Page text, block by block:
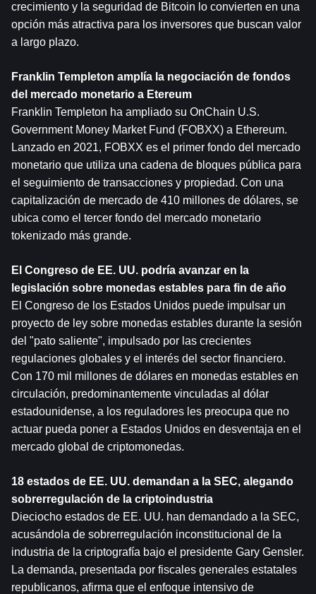
crecimiento y la seguridad de Bitcoin lo convierten en una
opción más atractiva para los inversores que buscan valor
a largo plazo.
Franklin Templeton amplía la negociación de fondos
del mercado monetario a Etereum
Franklin Templeton ha ampliado su OnChain U.S.
Government Money Market Fund (FOBXX) a Ethereum.
Lanzado en 2021, FOBXX es el primer fondo del mercado
monetario que utiliza una cadena de bloques pública para
el seguimiento de transacciones y propiedad. Con una
capitalización de mercado de 410 millones de dólares, se
ubica como el tercer fondo del mercado monetario
tokenizado más grande.
El Congreso de EE. UU. podría avanzar en la
legislación sobre monedas estables para fin de año
El Congreso de los Estados Unidos puede impulsar un
proyecto de ley sobre monedas estables durante la sesión
del "pato saliente", impulsado por las crecientes
regulaciones globales y el interés del sector financiero.
Con 170 mil millones de dólares en monedas estables en
circulación, predominantemente vinculadas al dólar
estadounidense, a los reguladores les preocupa que no
actuar pueda poner a Estados Unidos en desventaja en el
mercado global de criptomonedas.
18 estados de EE. UU. demandan a la SEC, alegando
sobrerregulación de la criptoindustria
Dieciocho estados de EE. UU. han demandado a la SEC,
acusándola de sobrerregulación inconstitucional de la
industria de la criptografía bajo el presidente Gary Gensler.
La demanda, presentada por fiscales generales estatales
republicanos, afirma que el enfoque intensivo de